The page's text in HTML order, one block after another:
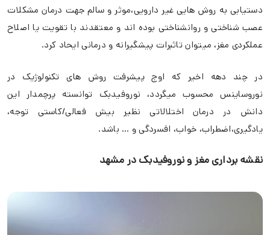
دستیابی به روش هایی غیر دارویی،موثر و سالم جهت درمان مشکلات
عصب شناختی و روانشناختی بوده اند و معتقدند با تقویت یا اصلاح
عملکردی مغز، میتوان تاثبرات پیشگیرانه و درمانی ایحاد کرد.
در چند دهه اخیر که اوج پیشرفت روش های تکنولوژیک در
نوروساینس محسوب میگردد، نوروفیدبک توانسته پرچمدار این
دانش در درمان اختلالاتی نظیر بیش فعالی/کاستی توجه،
یادگیری،اضطراب، خواب، افسردگی و … باشد.
نقشه برداری مغز و نوروفیدبک در مشهد